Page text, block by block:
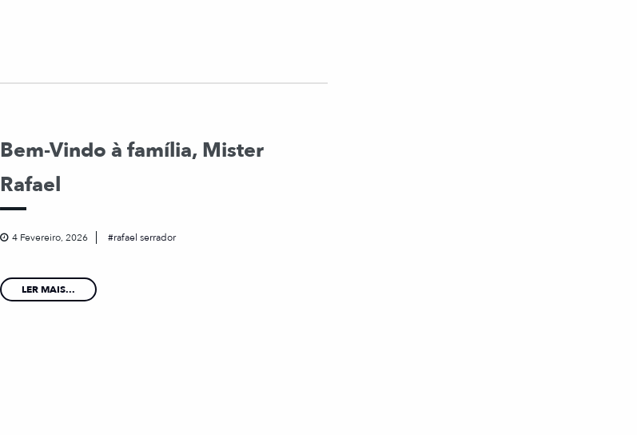
Bem-Vindo à família, Mister
Rafael
4 Fevereiro, 2026 rafael serrador
LER MAIS...